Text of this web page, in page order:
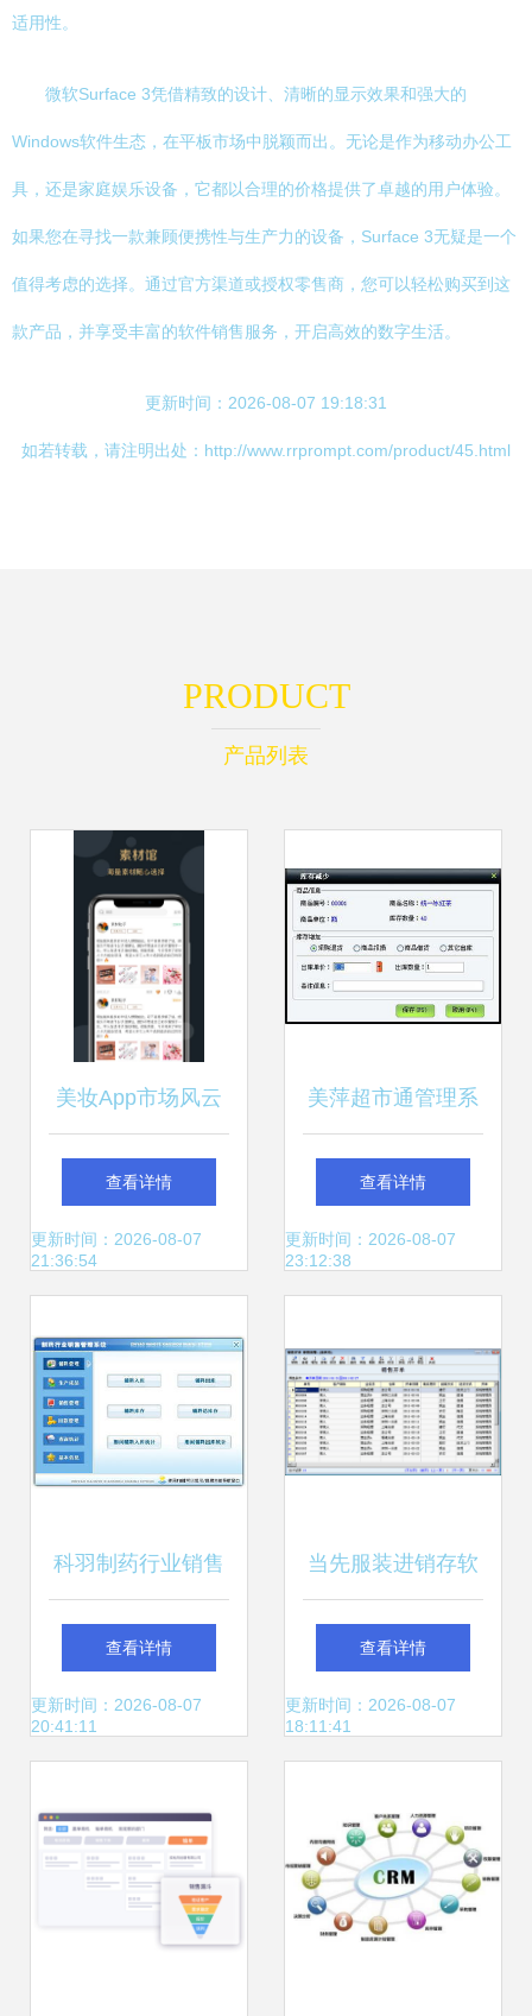
适用性。
微软Surface 3凭借精致的设计、清晰的显示效果和强大的
Windows软件生态，在平板市场中脱颖而出。无论是作为移动办公工
具，还是家庭娱乐设备，它都以合理的价格提供了卓越的用户体验。
如果您在寻找一款兼顾便携性与生产力的设备，Surface 3无疑是一个
值得考虑的选择。通过官方渠道或授权零售商，您可以轻松购买到这
款产品，并享受丰富的软件销售服务，开启高效的数字生活。
更新时间：2026-08-07 19:18:31
如若转载，请注明出处：http://www.rrprompt.com/product/45.html
PRODUCT
产品列表
美妆App市场风云
榜 十大热门软件解
析与开发趋势前瞻
查看详情
更新时间：2026-08-07
21:36:54
美萍超市通管理系
统使用手册 一站式
批发零售与POS管
查看详情
更新时间：2026-08-07
23:12:38
科羽制药行业销售
管理软件6.0 赋能
医药销售，驱动合
查看详情
更新时间：2026-08-07
20:41:11
当先服装进销存软
件 销售单管理的核
心利器与软件销售
查看详情
更新时间：2026-08-07
18:11:41